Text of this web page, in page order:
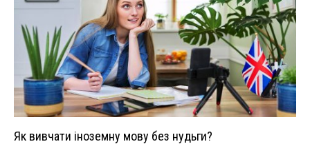
Як вивчати іноземну мову без нудьги?